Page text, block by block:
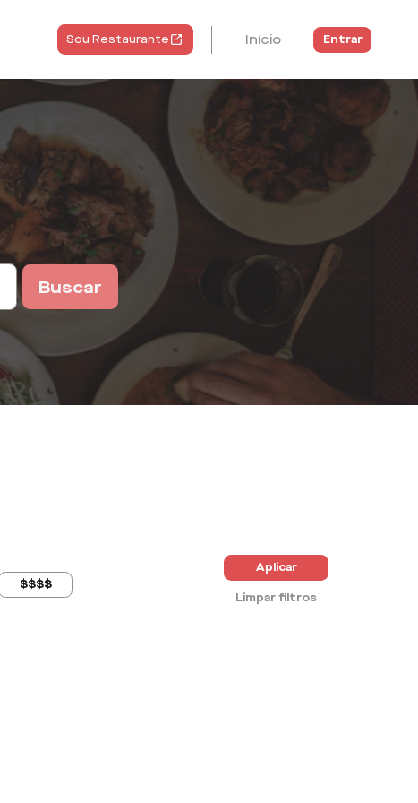
Sou Restaurante Início Entrar
Buscar
$$$$
Aplicar
Limpar filtros